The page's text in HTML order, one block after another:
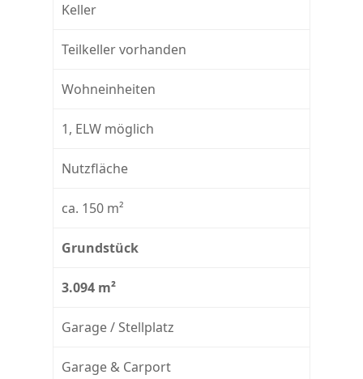
Keller
Teilkeller vorhanden
Wohneinheiten
1, ELW möglich
Nutzfläche
ca. 150 m²
Grundstück
3.094 m²
Garage / Stellplatz
Garage & Carport